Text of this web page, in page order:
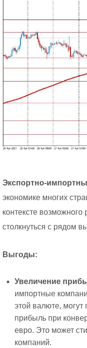
Экспортно-
экономике многих
контексте возможного
столкнуться с рядом
Выгоды:
Увеличение
импортные
этой валюте, могут
прибыль при
евро. Это может
компаний.